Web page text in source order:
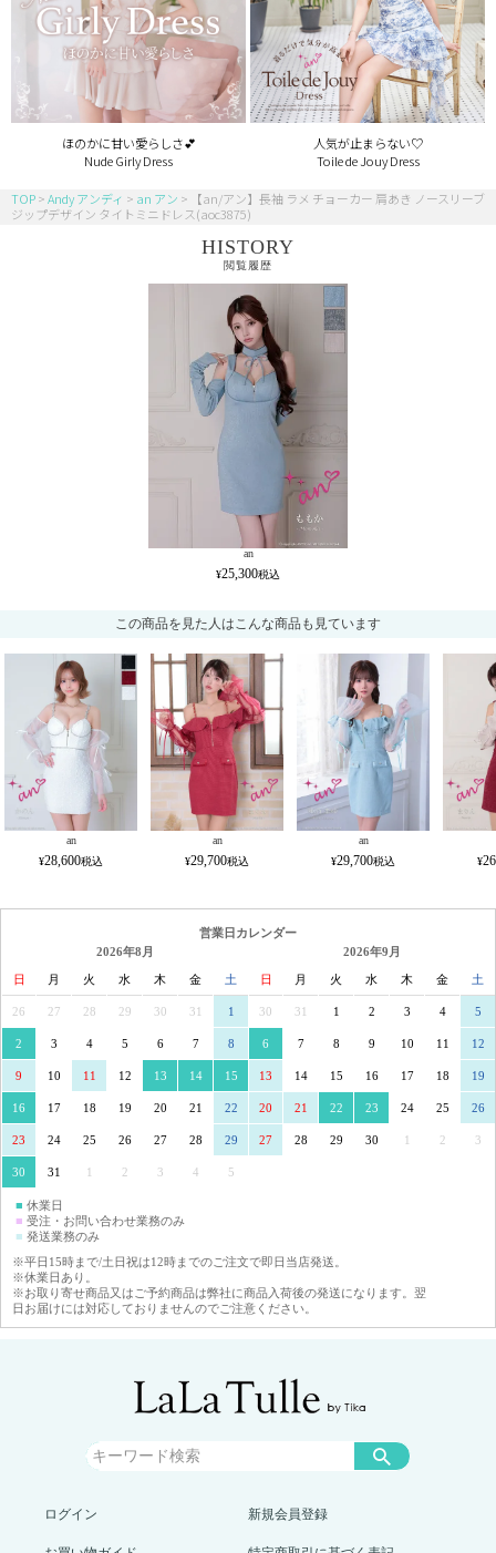
ほのかに甘い愛らしさ💕
Nude Girly Dress
人気が止まらない♡
Toile de Jouy Dress
TOP Andy アンディ an アン
【an/アン】長袖 ラメ チョーカー 肩あき ノースリーブ
ジップデザイン タイトミニドレス(aoc3875)
HISTORY
閲覧履歴
an
25,300
この商品を見た人はこんな商品も見ています
an
28,600
an
29,700
an
29,700
営業日カレンダー
2026年8月
日 月 火 水 木 金 土
26 27 28 29 30 31 1
2 3 4 5 6 7 8
9 10 11 12 13 14 15
16 17 18 19 20 21 22
23 24 25 26 27 28 29
30 31 1 2 3 4 5
2026年9月
日 月 火 水 木 金 土
30 31 1 2 3 4 5
6 7 8 9 10 11 12
13 14 15 16 17 18 19
20 21 22 23 24 25 26
27 28 29 30 1 2 3
■ 休業日
■ 受注・お問い合わせ業務のみ
■ 発送業務のみ
※平日15時まで/土日祝は12時までのご注文で即日当店発送。
※休業日あり。
※お取り寄せ商品又はご予約商品は弊社に商品入荷後の発送になります。翌
日お届けには対応しておりませんのでご注意ください。
ログイン 新規会員登録